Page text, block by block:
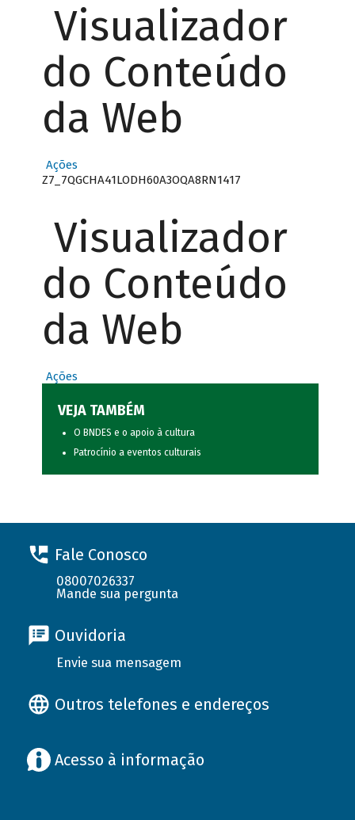
Visualizador
do Conteúdo
da Web
Ações
Z7_7QGCHA41LODH60A3OQA8RN1417
Visualizador
do Conteúdo
da Web
Ações
VEJA TAMBÉM
O BNDES e o apoio à cultura
Patrocínio a eventos culturais
Fale Conosco
08007026337
Mande sua pergunta
Ouvidoria
Envie sua mensagem
Outros telefones e endereços
Acesso à informação